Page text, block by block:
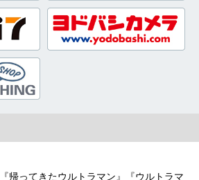
帰ってきたウルトラマン』『ウルトラマ